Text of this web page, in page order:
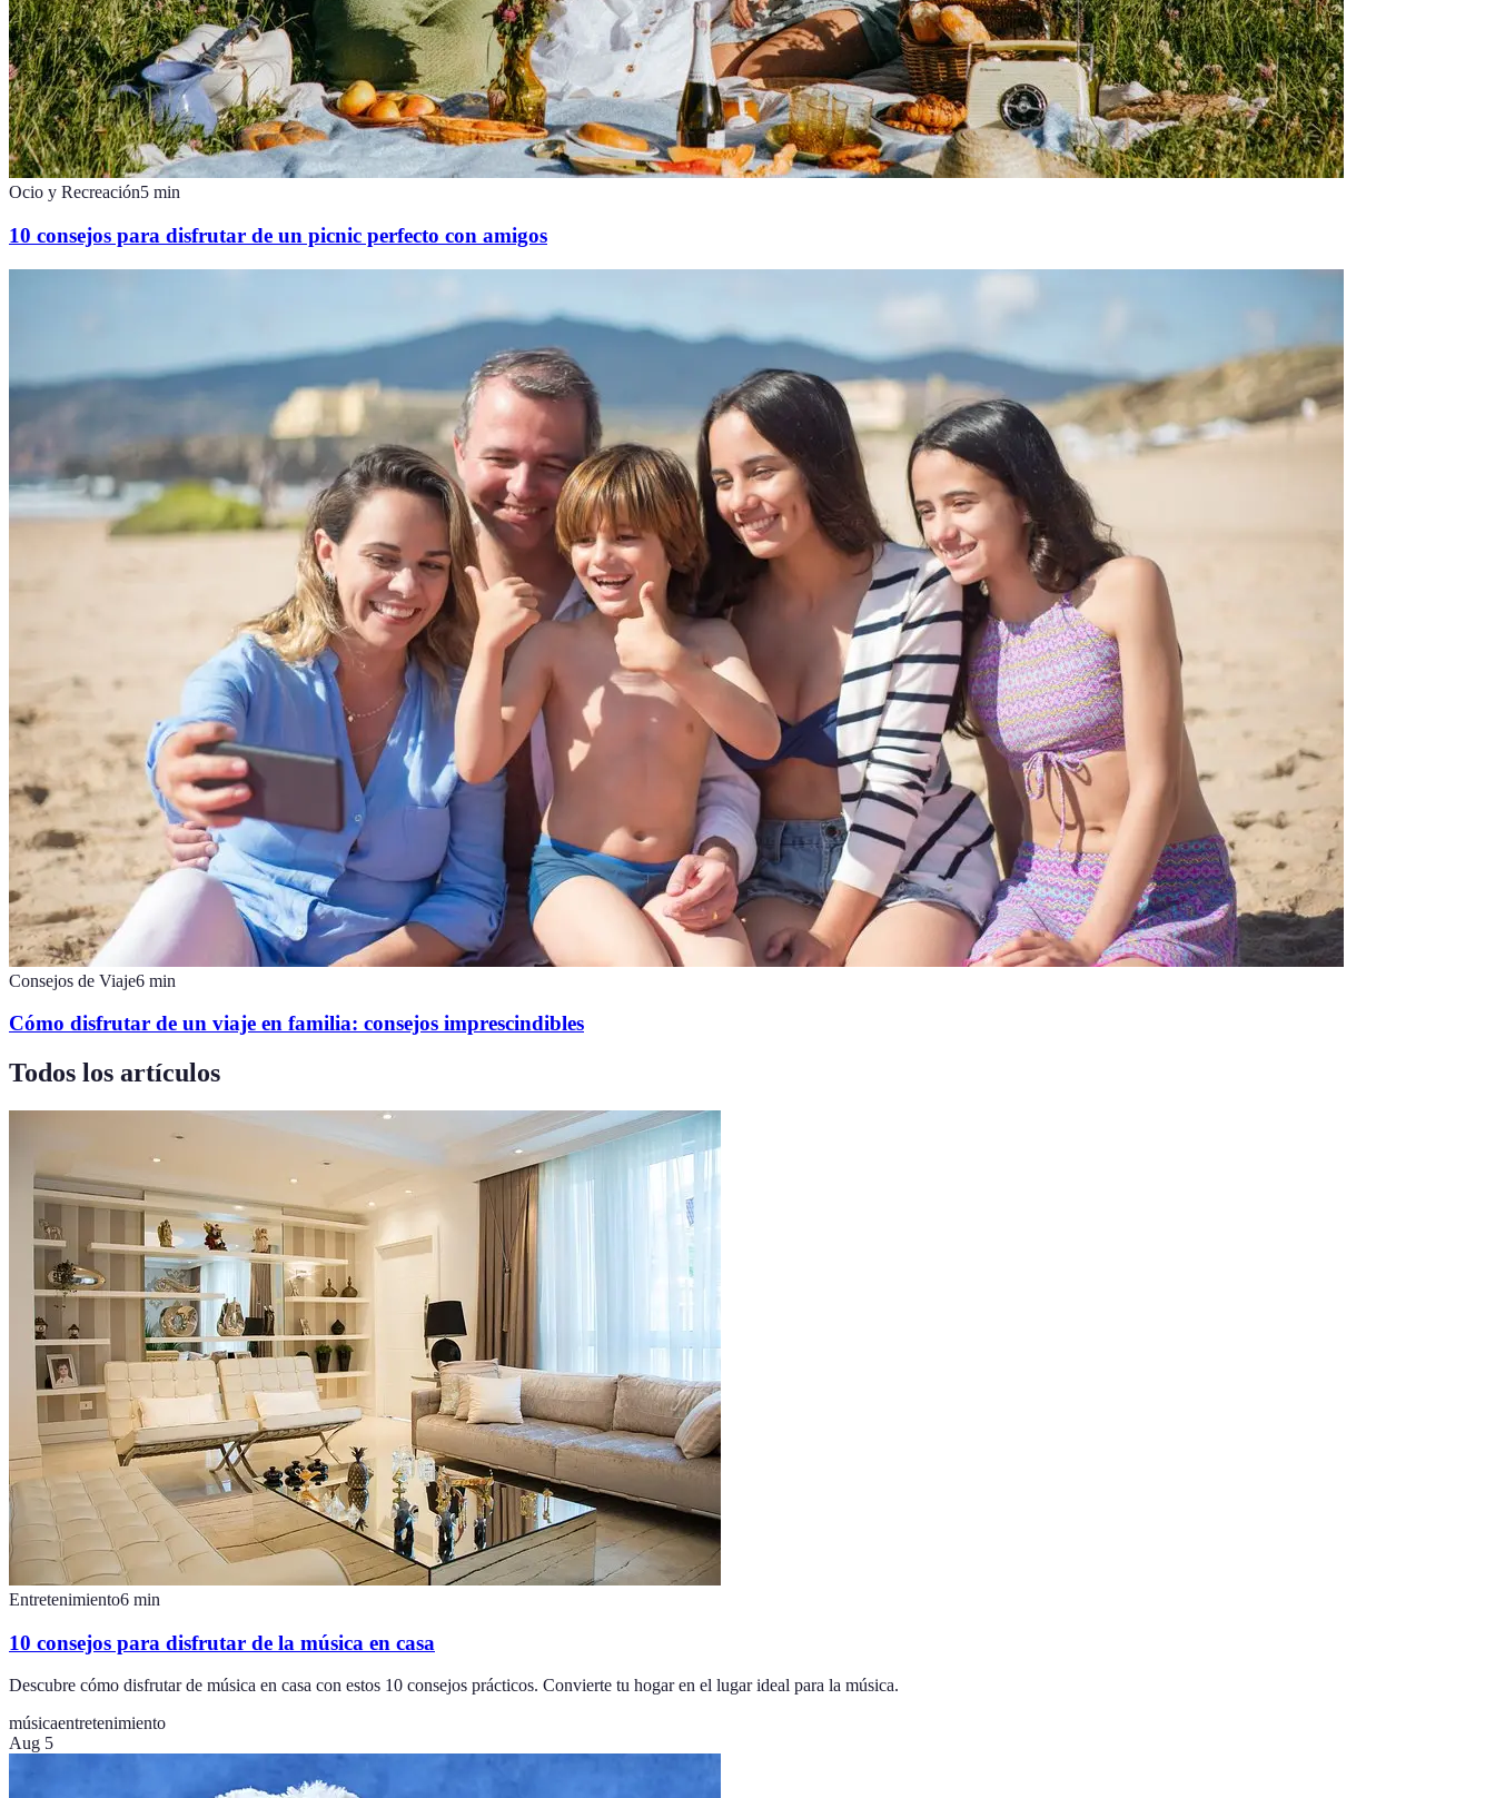
Ocio y Recreación5 min
10 consejos para disfrutar de un picnic perfecto con amigos
Consejos de Viaje6 min
Cómo disfrutar de un viaje en familia: consejos imprescindibles
Todos los artículos
Entretenimiento6 min
10 consejos para disfrutar de la música en casa
Descubre cómo disfrutar de música en casa con estos 10 consejos prácticos. Convierte tu hogar en el lugar ideal para la música.
músicaentretenimiento
Aug 5